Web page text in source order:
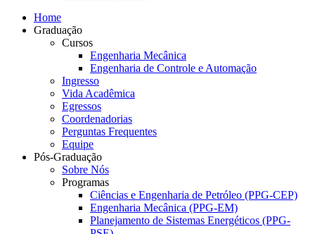
Home
Graduação
Cursos
Engenharia Mecânica
Engenharia de Controle e Automação
Ingresso
Vida Acadêmica
Egressos
Coordenadorias
Perguntas Frequentes
Equipe
Pós-Graduação
Sobre Nós
Programas
Ciências e Engenharia de Petróleo (PPG-CEP)
Engenharia Mecânica (PPG-EM)
Planejamento de Sistemas Energéticos (PPG-